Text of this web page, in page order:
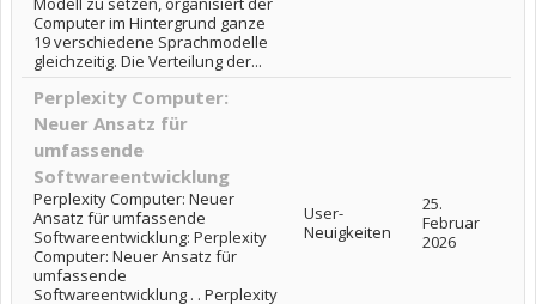
Computer im Hintergrund ganze
19 verschiedene Sprachmodelle
gleichzeitig. Die Verteilung der...
Perplexity Computer:
Neuer Ansatz für
umfassende
Softwareentwicklung
Perplexity Computer: Neuer
Ansatz für umfassende
Softwareentwicklung: Perplexity
Computer: Neuer Ansatz für
umfassende
Softwareentwicklung . . Perplexity
User-
Neuigkeiten
25.
Februar
2026